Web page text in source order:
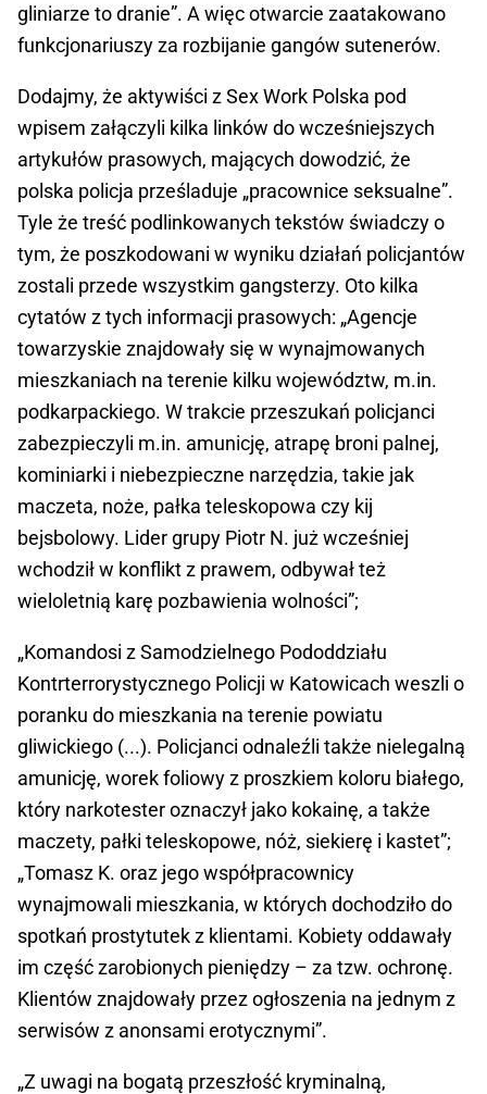
gliniarze to dranie”. A więc otwarcie zaatakowano
funkcjonariuszy za rozbijanie gangów sutenerów.
Dodajmy, że aktywiści z Sex Work Polska pod
wpisem załączyli kilka linków do wcześniejszych
artykułów prasowych, mających dowodzić, że
polska policja prześladuje „pracownice seksualne”.
Tyle że treść podlinkowanych tekstów świadczy o
tym, że poszkodowani w wyniku działań policjantów
zostali przede wszystkim gangsterzy. Oto kilka
cytatów z tych informacji prasowych: „Agencje
towarzyskie znajdowały się w wynajmowanych
mieszkaniach na terenie kilku województw, m.in.
podkarpackiego. W trakcie przeszukań policjanci
zabezpieczyli m.in. amunicję, atrapę broni palnej,
kominiarki i niebezpieczne narzędzia, takie jak
maczeta, noże, pałka teleskopowa czy kij
bejsbolowy. Lider grupy Piotr N. już wcześniej
wchodził w konflikt z prawem, odbywał też
wieloletnią karę pozbawienia wolności”;
„Komandosi z Samodzielnego Pododdziału
Kontrterrorystycznego Policji w Katowicach weszli o
poranku do mieszkania na terenie powiatu
gliwickiego (...). Policjanci odnaleźli także nielegalną
amunicję, worek foliowy z proszkiem koloru białego,
który narkotester oznaczył jako kokainę, a także
maczety, pałki teleskopowe, nóż, siekierę i kastet”;
„Tomasz K. oraz jego współpracownicy
wynajmowali mieszkania, w których dochodziło do
spotkań prostytutek z klientami. Kobiety oddawały
im część zarobionych pieniędzy – za tzw. ochronę.
Klientów znajdowały przez ogłoszenia na jednym z
serwisów z anonsami erotycznymi”.
„Z uwagi na bogatą przeszłość kryminalną,